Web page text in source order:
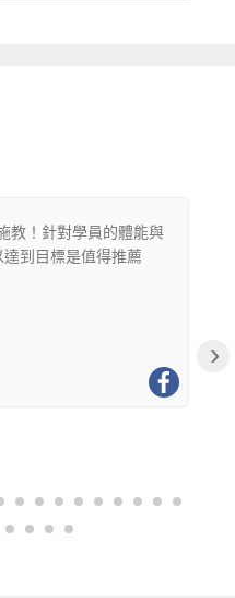
教！針對學員的體能與
到目標是值得推薦
›